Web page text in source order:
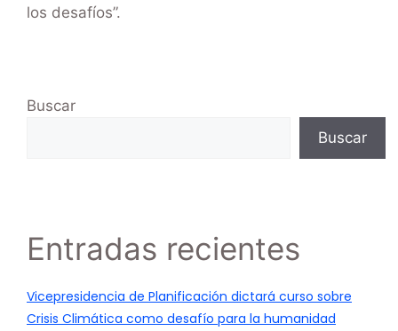
los desafíos”.
Buscar
Buscar
Entradas recientes
Vicepresidencia de Planificación dictará curso sobre
Crisis Climática como desafío para la humanidad